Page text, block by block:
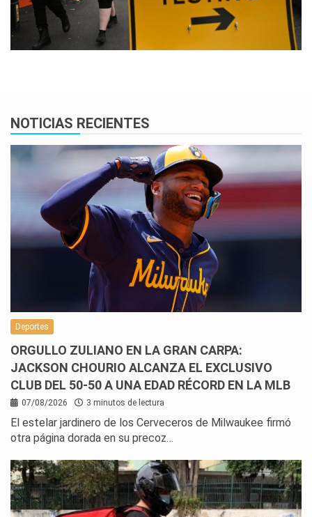
NOTICIAS RECIENTES
Deportes
ORGULLO ZULIANO EN LA GRAN CARPA:
JACKSON CHOURIO ALCANZA EL EXCLUSIVO
CLUB DEL 50-50 A UNA EDAD RÉCORD EN LA MLB
07/08/2026 3 minutos de lectura
El estelar jardinero de los Cerveceros de Milwaukee firmó
otra página dorada en su precoz…